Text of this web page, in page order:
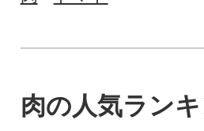
肉の人気ラン